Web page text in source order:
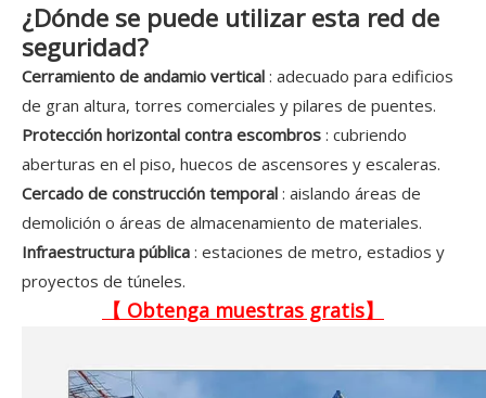
¿Dónde se puede utilizar esta red de
seguridad?
Cerramiento de andamio vertical : adecuado para edificios
de gran altura, torres comerciales y pilares de puentes.
Protección horizontal contra escombros : cubriendo
aberturas en el piso, huecos de ascensores y escaleras.
Cercado de construcción temporal : aislando áreas de
demolición o áreas de almacenamiento de materiales.
Infraestructura pública : estaciones de metro, estadios y
proyectos de túneles.
【 Obtenga muestras gratis】